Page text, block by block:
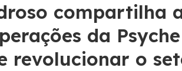
compartilha
da
revolucionar o